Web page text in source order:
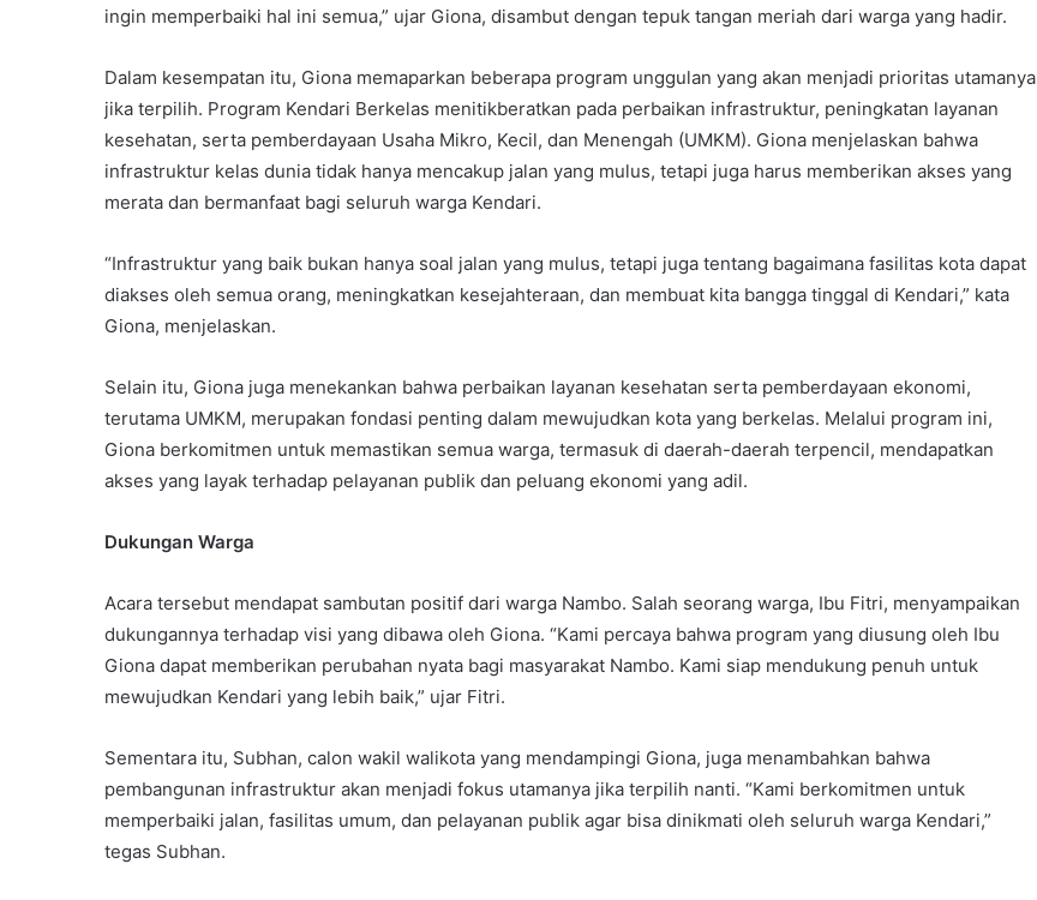
ingin memperbaiki hal ini semua,” ujar Giona, disambut dengan tepuk tangan meriah dari warga yang hadir.
Dalam kesempatan itu, Giona memaparkan beberapa program unggulan yang akan menjadi prioritas utamanya
jika terpilih. Program Kendari Berkelas menitikberatkan pada perbaikan infrastruktur, peningkatan layanan
kesehatan, serta pemberdayaan Usaha Mikro, Kecil, dan Menengah (UMKM). Giona menjelaskan bahwa
infrastruktur kelas dunia tidak hanya mencakup jalan yang mulus, tetapi juga harus memberikan akses yang
merata dan bermanfaat bagi seluruh warga Kendari.
“Infrastruktur yang baik bukan hanya soal jalan yang mulus, tetapi juga tentang bagaimana fasilitas kota dapat
diakses oleh semua orang, meningkatkan kesejahteraan, dan membuat kita bangga tinggal di Kendari,” kata
Giona, menjelaskan.
Selain itu, Giona juga menekankan bahwa perbaikan layanan kesehatan serta pemberdayaan ekonomi,
terutama UMKM, merupakan fondasi penting dalam mewujudkan kota yang berkelas. Melalui program ini,
Giona berkomitmen untuk memastikan semua warga, termasuk di daerah-daerah terpencil, mendapatkan
akses yang layak terhadap pelayanan publik dan peluang ekonomi yang adil.
Dukungan Warga
Acara tersebut mendapat sambutan positif dari warga Nambo. Salah seorang warga, Ibu Fitri, menyampaikan
dukungannya terhadap visi yang dibawa oleh Giona. “Kami percaya bahwa program yang diusung oleh Ibu
Giona dapat memberikan perubahan nyata bagi masyarakat Nambo. Kami siap mendukung penuh untuk
mewujudkan Kendari yang lebih baik,” ujar Fitri.
Sementara itu, Subhan, calon wakil walikota yang mendampingi Giona, juga menambahkan bahwa
pembangunan infrastruktur akan menjadi fokus utamanya jika terpilih nanti. “Kami berkomitmen untuk
memperbaiki jalan, fasilitas umum, dan pelayanan publik agar bisa dinikmati oleh seluruh warga Kendari,”
tegas Subhan.